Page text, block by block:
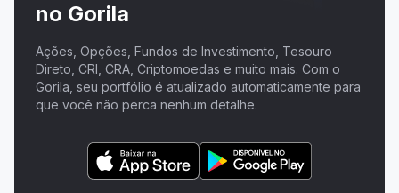
no Gorila
Ações, Opções, Fundos de Investimento, Tesouro
Direto, CRI, CRA, Criptomoedas e muito mais. Com o
Gorila, seu portfólio é atualizado automaticamente para
que você não perca nenhum detalhe.